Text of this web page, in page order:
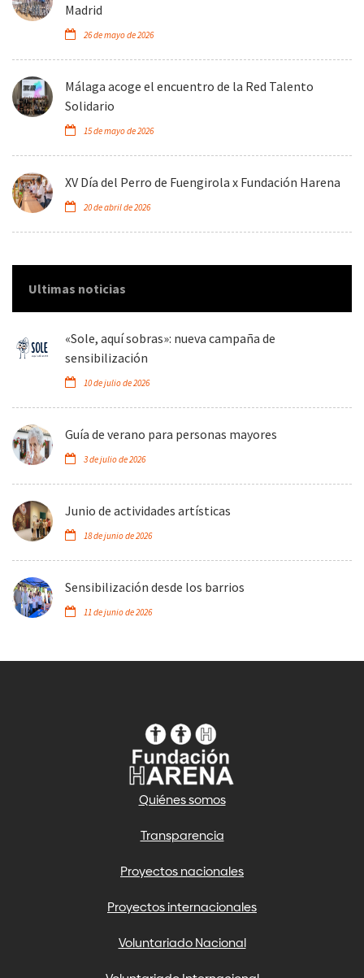
Madrid
26 de mayo de 2026
Málaga acoge el encuentro de la Red Talento
Solidario
15 de mayo de 2026
XV Día del Perro de Fuengirola x Fundación Harena
20 de abril de 2026
Ultimas noticias
«Sole, aquí sobras»: nueva campaña de
sensibilización
10 de julio de 2026
Guía de verano para personas mayores
3 de julio de 2026
Junio de actividades artísticas
18 de junio de 2026
Sensibilización desde los barrios
11 de junio de 2026
Quiénes somos
Transparencia
Proyectos nacionales
Proyectos internacionales
Voluntariado Nacional